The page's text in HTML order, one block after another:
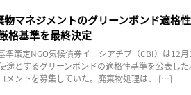
物マネジメントのグリーンボンド適格
格基準を最終決定
策定NGO気候債券イニシアチブ（CBI）は12
途とするグリーンボンドの適格性基準を公表し
メントを募集していた。廃棄物処理は、 […]